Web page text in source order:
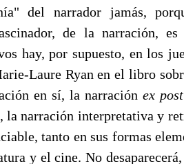
del narrador jamás,
de la narración,
hay, por supuesto, en los
Laure Ryan en el libro
en sí, la narración ex
la narración interpretativa y
tanto en sus formas
y el cine. No